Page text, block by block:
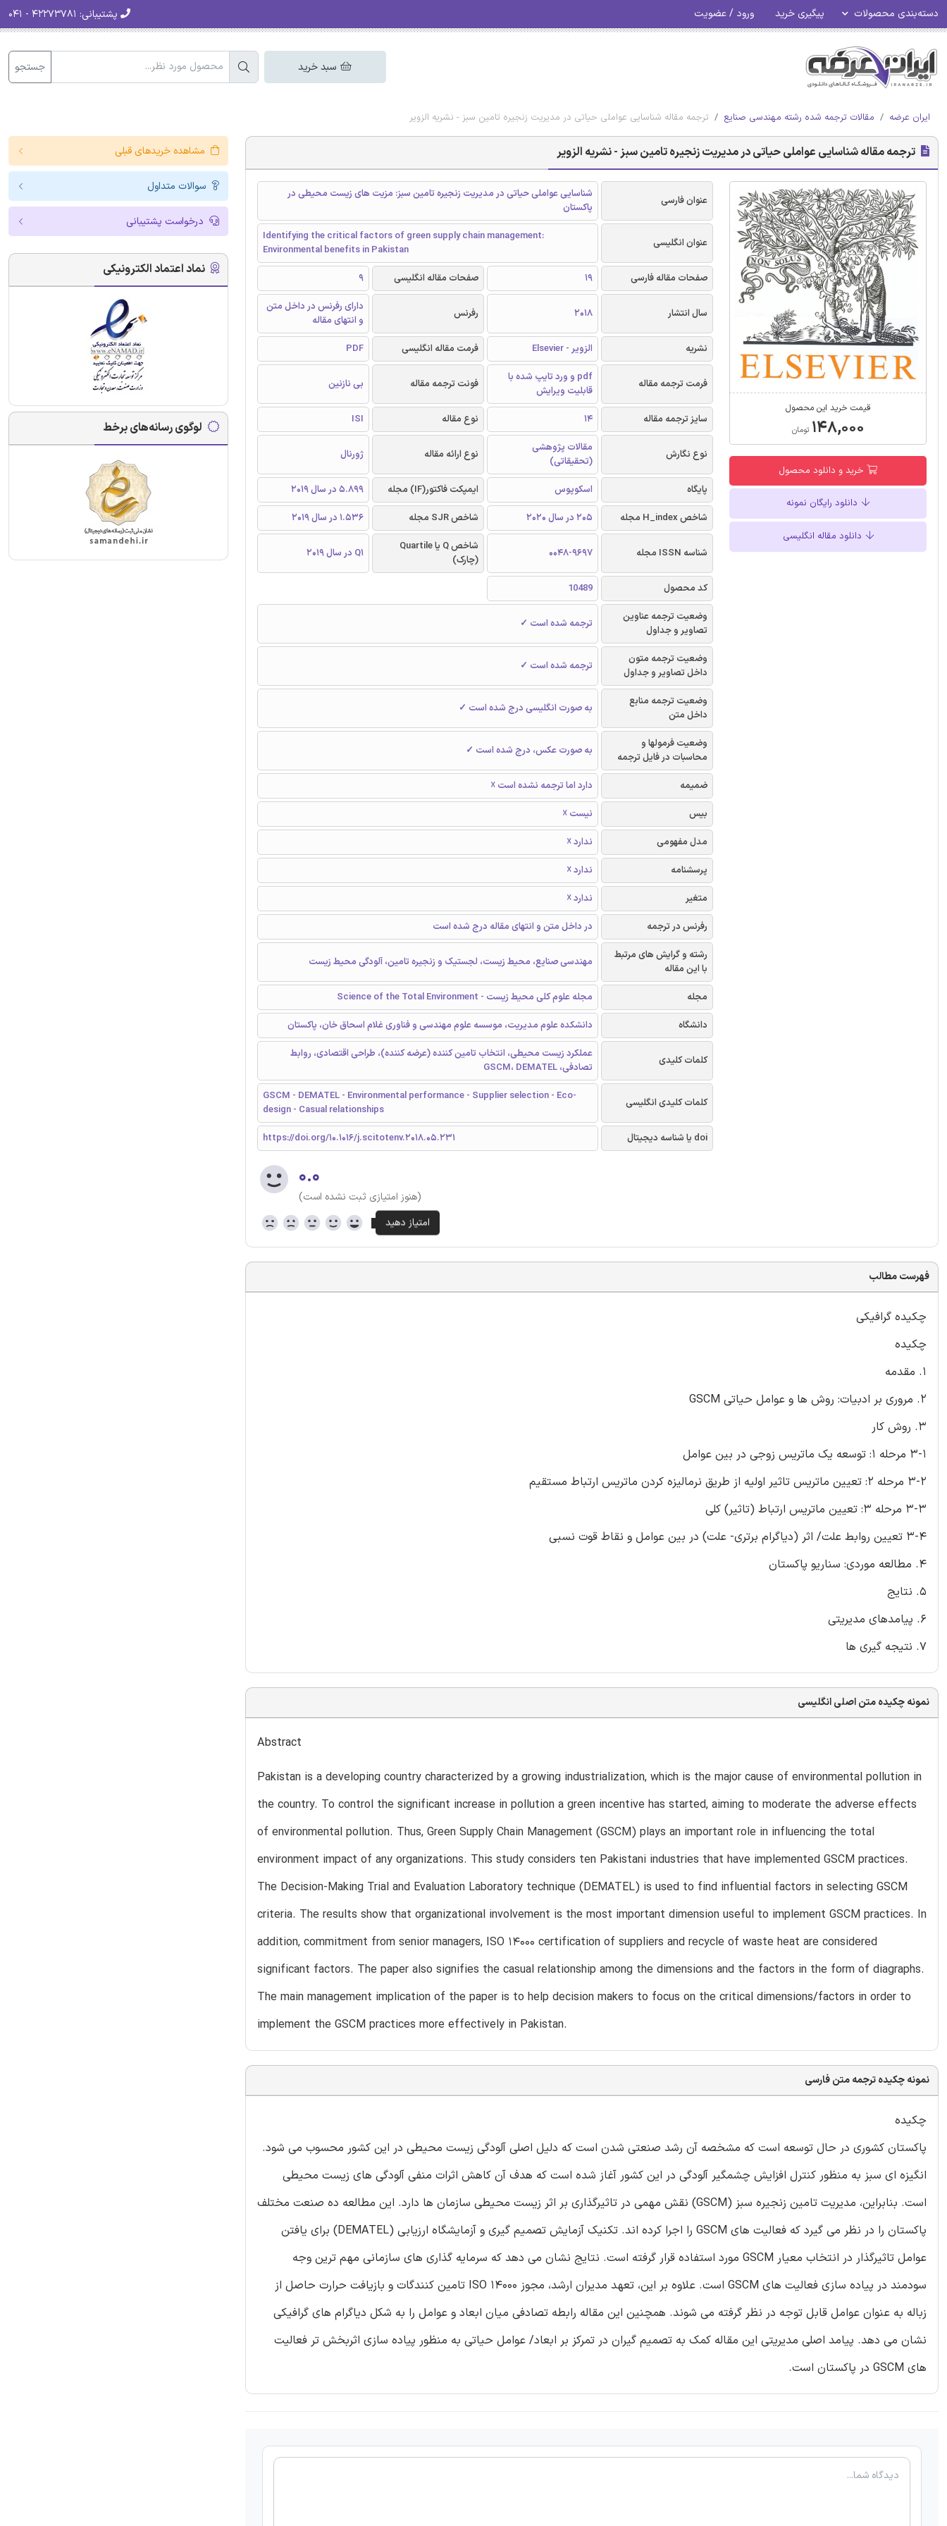
دسته‌بندی محصولات پیگیری خرید ورود / عضویت پشتیبانی:
سبد خرید جستجو
ایران عرضه مقالات ترجمه شده رشته مهندسی صنایع ترجمه مقاله شناسایی عواملی حیاتی در مدیریت زنجیره تامین سبز - نشریه الزویر
ترجمه مقاله شناسایی عواملی حیاتی در مدیریت زنجیره تامین سبز - نشریه الزویر
قیمت خرید این محصول
۱۴۸,۰۰۰ تومان
خرید و دانلود محصول
دانلود رایگان نمونه
دانلود مقاله انگلیسی
عنوان فارسی
شناسایی عواملی حیاتی در مدیریت زنجیره تامین سبز: مزیت های زیست محیطی در
پاکستان
عنوان انگلیسی
Identifying the critical factors of green supply chain management:
Environmental benefits in Pakistan
صفحات مقاله فارسی
19 صفحات مقاله انگلیسی 9
سال انتشار 2018 رفرنس
دارای رفرنس در داخل متن
و انتهای مقاله
نشریه
الزویر - Elsevier فرمت مقاله انگلیسی PDF
فرمت ترجمه مقاله
pdf و ورد تایپ شده با
قابلیت ویرایش
فونت ترجمه مقاله بی نازنین
سایز ترجمه مقاله 14 نوع مقاله ISI
نوع نگارش
مقالات پژوهشی
(تحقیقاتی)
نوع ارائه مقاله ژورنال
پایگاه اسکوپوس ایمپکت فاکتور(IF) مجله
5.899 در سال 2019
شاخص H_index مجله
205 در سال 2020 شاخص SJR مجله 1.536 در سال 2019
شناسه ISSN مجله 0048-9697
شاخص Q یا Quartile
(چارک)
Q1 در سال 2019
کد محصول
10489
وضعیت ترجمه عناوین
تصاویر و جداول
ترجمه شده است ✓
وضعیت ترجمه متون
داخل تصاویر و جداول
ترجمه شده است ✓
وضعیت ترجمه منابع
داخل متن
به صورت انگلیسی درج شده است ✓
وضعیت فرمولها و
محاسبات در فایل ترجمه
به صورت عکس، درج شده است ✓
ضمیمه
دارد اما ترجمه نشده است ☓
بیس
نیست ☓
مدل مفهومی
ندارد ☓
پرسشنامه
ندارد ☓
متغیر
ندارد ☓
رفرنس در ترجمه
در داخل متن و انتهای مقاله درج شده است
رشته و گرایش های مرتبط
با این مقاله
مهندسی صنایع، محیط زیست، لجستیک و زنجیره تامین، آلودگی محیط زیست
مجله
مجله علوم کلی محیط زیست - Science of the Total Environment
دانشگاه
دانشکده علوم مدیریت، موسسه علوم مهندسی و فناوری غلام اسحاق خان، پاکستان
کلمات کلیدی
عملکرد زیست محیطی، انتخاب تامین کننده (عرضه کننده)، طراحی اقتصادی، روابط
تصادفی، GSCM، DEMATEL
کلمات کلیدی انگلیسی
GSCM - DEMATEL - Environmental performance - Supplier selection - Eco-
design - Casual relationships
doi یا شناسه دیجیتال
https://doi.org/10.1016/j.scitotenv.2018.05.231
۰.۰
(هنوز امتیازی ثبت نشده است)
فهرست مطالب
چکیده گرافیکی
چکیده
1. مقدمه
2. مروری بر ادبیات: روش ها و عوامل حیاتی GSCM
3. روش کار
3-1 مرحله 1: توسعه یک ماتریس زوجی در بین عوامل
3-2 مرحله 2: تعیین ماتریس تاثیر اولیه از طریق نرمالیزه کردن ماتریس ارتباط مستقیم
3-3 مرحله 3: تعیین ماتریس ارتباط (تاثیر) کلی
3-4 تعیین روابط علت/ اثر (دیاگرام برتری- علت) در بین عوامل و نقاط قوت نسبی
4. مطالعه موردی: سناریو پاکستان
5. نتایج
6. پیامدهای مدیریتی
7. نتیجه گیری ها
نمونه چکیده متن اصلی انگلیسی
Abstract
Pakistan is a developing country characterized by a growing industrialization, which is the major cause of environmental pollution in
the country. To control the significant increase in pollution a green incentive has started, aiming to moderate the adverse effects
of environmental pollution. Thus, Green Supply Chain Management (GSCM) plays an important role in influencing the total
environment impact of any organizations. This study considers ten Pakistani industries that have implemented GSCM practices.
The Decision-Making Trial and Evaluation Laboratory technique (DEMATEL) is used to find influential factors in selecting GSCM
criteria. The results show that organizational involvement is the most important dimension useful to implement GSCM practices. In
addition, commitment from senior managers, ISO 14000 certification of suppliers and recycle of waste heat are considered
significant factors. The paper also signifies the casual relationship among the dimensions and the factors in the form of diagraphs.
The main management implication of the paper is to help decision makers to focus on the critical dimensions/factors in order to
implement the GSCM practices more effectively in Pakistan.
نمونه چکیده ترجمه متن فارسی
چکیده
پاکستان کشوری در حال توسعه است که مشخصه آن رشد صنعتی شدن است که دلیل اصلی آلودگی زیست محیطی در این کشور محسوب می شود.
انگیزه ای سبز به منظور کنترل افزایش چشمگیر آلودگی در این کشور آغاز شده است که هدف آن کاهش اثرات منفی آلودگی های زیست محیطی
است. بنابراین، مدیریت تامین زنجیره سبز (GSCM) نقش مهمی در تاثیرگذاری بر اثر زیست محیطی سازمان ها دارد. این مطالعه ده صنعت مختلف
پاکستان را در نظر می گیرد که فعالیت های GSCM را اجرا کرده اند. تکنیک آزمایش تصمیم گیری و آزمایشگاه ارزیابی (DEMATEL) برای یافتن
عوامل تاثیرگذار در انتخاب معیار GSCM مورد استفاده قرار گرفته است. نتایج نشان می دهد که سرمایه گذاری های سازمانی مهم ترین وجه
سودمند در پیاده سازی فعالیت های GSCM است. علاوه بر این، تعهد مدیران ارشد، مجوز ISO 14000 تامین کنندگات و بازیافت حرارت حاصل از
زباله به عنوان عوامل قابل توجه در نظر گرفته می شوند. همچنین این مقاله رابطه تصادفی میان ابعاد و عوامل را به شکل دیاگرام های گرافیکی
نشان می دهد. پیامد اصلی مدیریتی این مقاله کمک به تصمیم گیران در تمرکز بر ابعاد/ عوامل حیاتی به منظور پیاده سازی اثربخش تر فعالیت
های GSCM در پاکستان است.
مشاهده خریدهای قبلی
سوالات متداول
درخواست پشتیبانی
نماد اعتماد الکترونیکی
لوگوی رسانه‌های برخط